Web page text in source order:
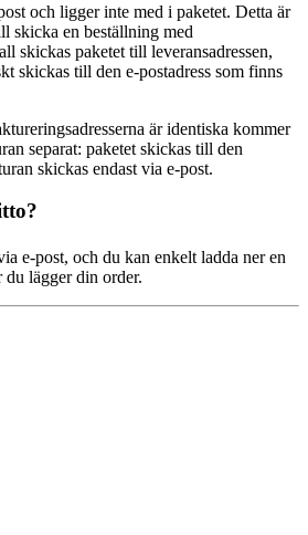
och ligger inte med i paketet. Detta är
skicka en beställning med
skickas paketet till leveransadressen,
skickas till den e-postadress som finns
är identiska kommer
separat: paketet skickas till den
skickas endast via e-post.
e-post, och du kan enkelt ladda ner en
du lägger din order.